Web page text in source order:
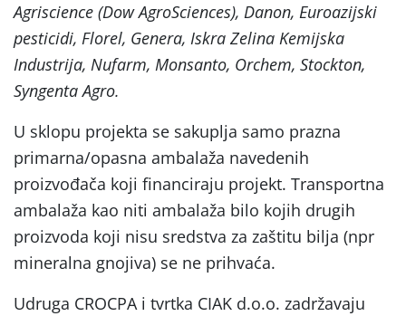
Agriscience (Dow AgroSciences), Danon, Euroazijski
pesticidi, Florel, Genera, Iskra Zelina Kemijska
Industrija, Nufarm, Monsanto, Orchem, Stockton,
Syngenta Agro.
U sklopu projekta se sakuplja samo prazna
primarna/opasna ambalaža navedenih
proizvođača koji financiraju projekt. Transportna
ambalaža kao niti ambalaža bilo kojih drugih
proizvoda koji nisu sredstva za zaštitu bilja (npr
mineralna gnojiva) se ne prihvaća.
Udruga CROCPA i tvrtka CIAK d.o.o. zadržavaju